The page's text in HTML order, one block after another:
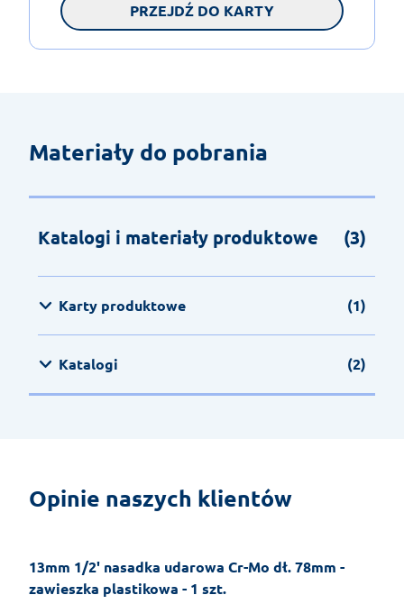
PRZEJDŹ DO KARTY
Materiały do pobrania
Katalogi i materiały produktowe (3)
Karty produktowe (1)
Katalogi (2)
Opinie naszych klientów
13mm 1/2' nasadka udarowa Cr-Mo dł. 78mm -
zawieszka plastikowa - 1 szt.